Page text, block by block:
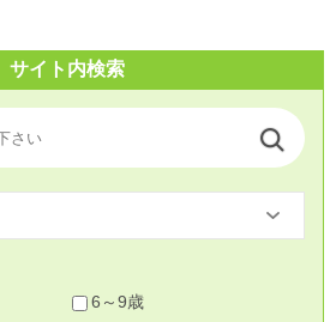
サイト内検索
6～9歳